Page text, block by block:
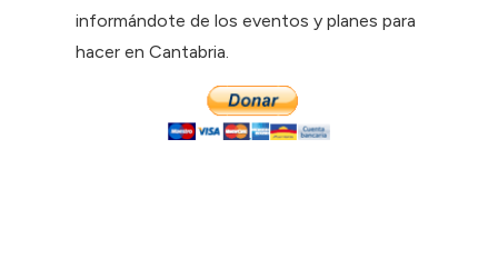
informándote de los eventos y planes para
hacer en Cantabria.